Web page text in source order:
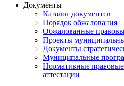
Документы
Каталог документов
Порядок обжалования
Обжалованные
Проекты
Документы
Муниципальные
Нормативные
аттестации